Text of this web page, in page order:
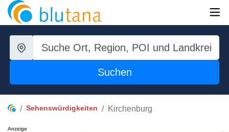
Suchen
Sehenswürdigkeiten Kirchenburg
Anzeige